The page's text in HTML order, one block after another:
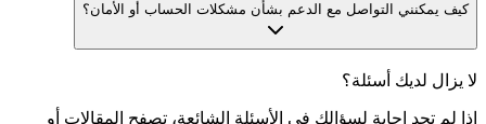
كيف يمكنني التواصل مع الدعم بشأن مشكلات الحساب أو الأمان؟
لا يزال لديك أسئلة؟
إذا لم تجد إجابة لسؤالك في الأسئلة الشائعة، تصفح المقالات أو